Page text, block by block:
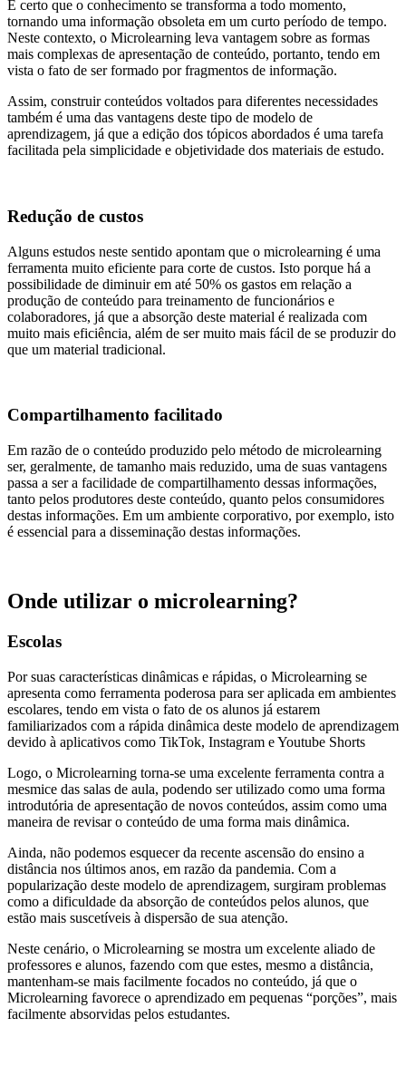
É certo que o conhecimento se transforma a todo momento,
tornando uma informação obsoleta em um curto período de tempo.
Neste contexto, o Microlearning leva vantagem sobre as formas
mais complexas de apresentação de conteúdo, portanto, tendo em
vista o fato de ser formado por fragmentos de informação.
Assim, construir conteúdos voltados para diferentes necessidades
também é uma das vantagens deste tipo de modelo de
aprendizagem, já que a edição dos tópicos abordados é uma tarefa
facilitada pela simplicidade e objetividade dos materiais de estudo.
Redução de custos
Alguns estudos neste sentido apontam que o microlearning é uma
ferramenta muito eficiente para corte de custos. Isto porque há a
possibilidade de diminuir em até 50% os gastos em relação a
produção de conteúdo para treinamento de funcionários e
colaboradores, já que a absorção deste material é realizada com
muito mais eficiência, além de ser muito mais fácil de se produzir do
que um material tradicional.
Compartilhamento facilitado
Em razão de o conteúdo produzido pelo método de microlearning
ser, geralmente, de tamanho mais reduzido, uma de suas vantagens
passa a ser a facilidade de compartilhamento dessas informações,
tanto pelos produtores deste conteúdo, quanto pelos consumidores
destas informações. Em um ambiente corporativo, por exemplo, isto
é essencial para a disseminação destas informações.
Onde utilizar o microlearning?
Escolas
Por suas características dinâmicas e rápidas, o Microlearning se
apresenta como ferramenta poderosa para ser aplicada em ambientes
escolares, tendo em vista o fato de os alunos já estarem
familiarizados com a rápida dinâmica deste modelo de aprendizagem
devido à aplicativos como TikTok, Instagram e Youtube Shorts
Logo, o Microlearning torna-se uma excelente ferramenta contra a
mesmice das salas de aula, podendo ser utilizado como uma forma
introdutória de apresentação de novos conteúdos, assim como uma
maneira de revisar o conteúdo de uma forma mais dinâmica.
Ainda, não podemos esquecer da recente ascensão do ensino a
distância nos últimos anos, em razão da pandemia. Com a
popularização deste modelo de aprendizagem, surgiram problemas
como a dificuldade da absorção de conteúdos pelos alunos, que
estão mais suscetíveis à dispersão de sua atenção.
Neste cenário, o Microlearning se mostra um excelente aliado de
professores e alunos, fazendo com que estes, mesmo a distância,
mantenham-se mais facilmente focados no conteúdo, já que o
Microlearning favorece o aprendizado em pequenas “porções”, mais
facilmente absorvidas pelos estudantes.